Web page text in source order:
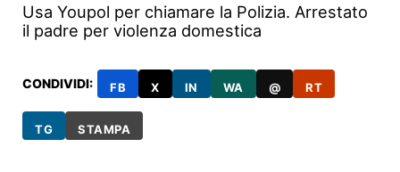
Usa Youpol per chiamare la Polizia. Arrestato
il padre per violenza domestica
CONDIVIDI: FB X IN WA @ RT
TG STAMPA